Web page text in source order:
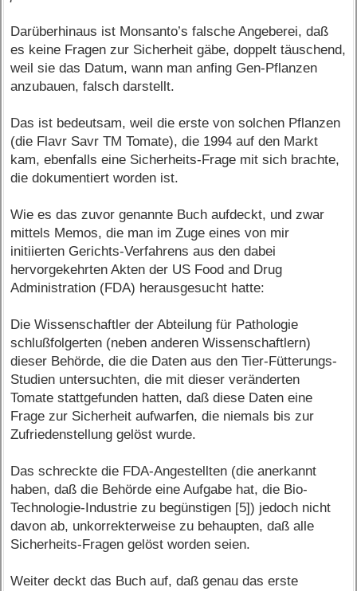
Darüberhinaus ist Monsanto’s falsche Angeberei, daß
es keine Fragen zur Sicherheit gäbe, doppelt täuschend,
weil sie das Datum, wann man anfing Gen-Pflanzen
anzubauen, falsch darstellt.
Das ist bedeutsam, weil die erste von solchen Pflanzen
(die Flavr Savr TM Tomate), die 1994 auf den Markt
kam, ebenfalls eine Sicherheits-Frage mit sich brachte,
die dokumentiert worden ist.
Wie es das zuvor genannte Buch aufdeckt, und zwar
mittels Memos, die man im Zuge eines von mir
initiierten Gerichts-Verfahrens aus den dabei
hervorgekehrten Akten der US Food and Drug
Administration (FDA) herausgesucht hatte:
Die Wissenschaftler der Abteilung für Pathologie
schlußfolgerten (neben anderen Wissenschaftlern)
dieser Behörde, die die Daten aus den Tier-Fütterungs-
Studien untersuchten, die mit dieser veränderten
Tomate stattgefunden hatten, daß diese Daten eine
Frage zur Sicherheit aufwarfen, die niemals bis zur
Zufriedenstellung gelöst wurde.
Das schreckte die FDA-Angestellten (die anerkannt
haben, daß die Behörde eine Aufgabe hat, die Bio-
Technologie-Industrie zu begünstigen [5]) jedoch nicht
davon ab, unkorrekterweise zu behaupten, daß alle
Sicherheits-Fragen gelöst worden seien.
Weiter deckt das Buch auf, daß genau das erste